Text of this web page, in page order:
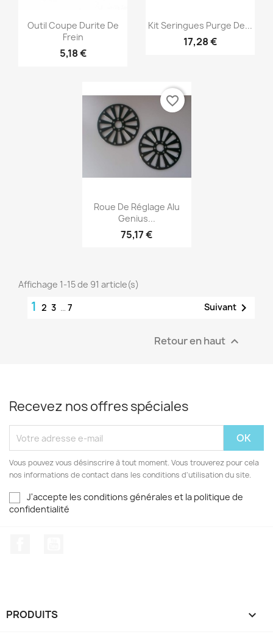
Aperçu rapide
Outil Coupe Durite De
Frein
5,18 €
Aperçu rapide
Kit Seringues Purge De...
17,28 €
Aperçu rapide
Roue De Réglage Alu
Genius...
75,17 €
favorite_border
Affichage 1-15 de 91 article(s)
1 2 3 … 7 Suivant 
Retour en haut 
Recevez nos offres spéciales
Vous pouvez vous désinscrire à tout moment. Vous trouverez pour cela
nos informations de contact dans les conditions d'utilisation du site.
J'accepte les conditions générales et la politique de
confidentialité
PRODUITS 